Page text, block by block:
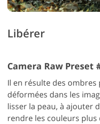
Libérer
Camera Raw
Il en résulte des
déformées dans les
lisser la peau, à ajouter
rendre les couleurs